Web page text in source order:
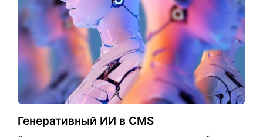
Генеративный ИИ в CMS